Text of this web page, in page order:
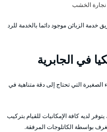
الخشب
خدمة الزبائن موجود دائما بالخدمة للرد
في الجابرية
التي تحتاج إلى دقة متناهية في
لديه كافة الإمكانيات للقيام بتركيب
بواسطة الكاتلوجات المرفقة.